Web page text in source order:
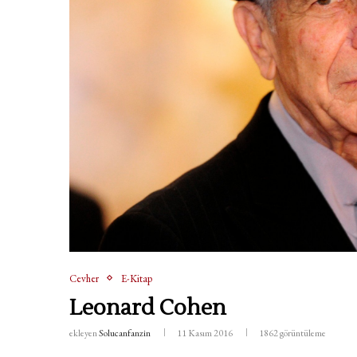
Cevher E-Kitap
Leonard Cohen
ekleyenSolucanfanzin 11 Kasım 2016 1862görüntüleme